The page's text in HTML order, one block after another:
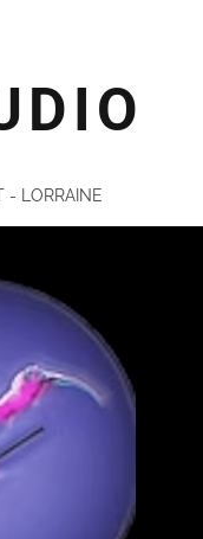
- LORRAINE